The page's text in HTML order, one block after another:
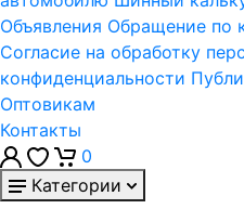
Объявления Обращение по
Согласие на обработку
конфиденциальности
Оптовикам
Контакты
0
Категории